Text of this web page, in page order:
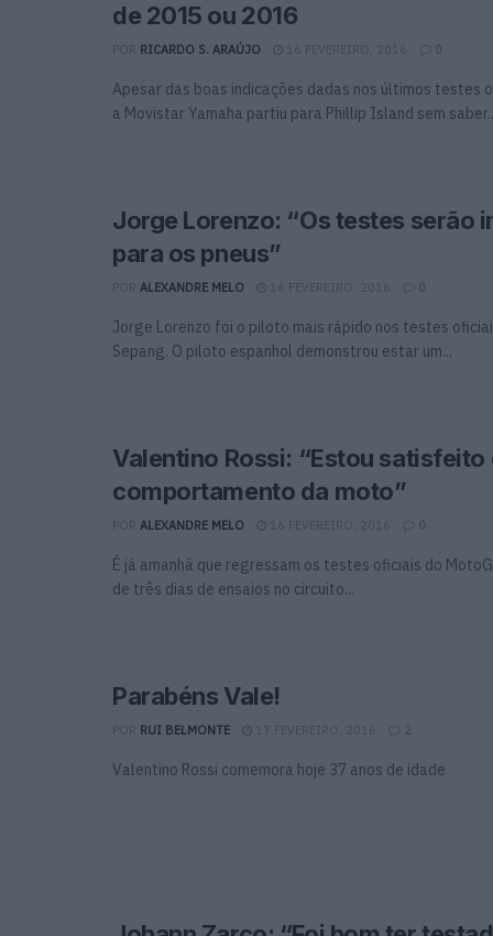
de 2015 ou 2016
RICARDO S. ARAÚJO 16 FEVEREIRO, 2016 0
Apesar das boas indicações dadas nos últimos testes
a Movistar Yamaha partiu para Phillip Island sem
Jorge Lorenzo: “Os testes serão
para os pneus”
ALEXANDRE MELO 16 FEVEREIRO, 2016 0
Jorge Lorenzo foi o piloto mais rápido nos testes
Sepang. O piloto espanhol demonstrou estar um...
Valentino Rossi: “Estou satisfeito
comportamento da moto”
ALEXANDRE MELO 16 FEVEREIRO, 2016 0
É já amanhã que regressam os testes oficiais do
de três dias de ensaios no circuito...
Parabéns Vale!
RUI BELMONTE 17 FEVEREIRO, 2016 2
Valentino Rossi comemora hoje 37 anos de idade